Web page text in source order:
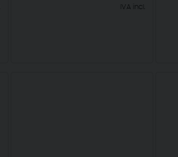
IVA incl.